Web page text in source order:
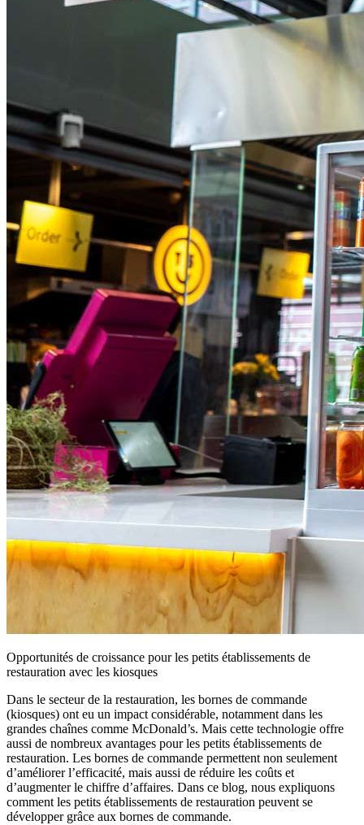
Opportunités de croissance pour les petits établissements de
restauration avec les kiosques
Dans le secteur de la restauration, les bornes de commande
(kiosques) ont eu un impact considérable, notamment dans les
grandes chaînes comme McDonald’s. Mais cette technologie offre
aussi de nombreux avantages pour les petits établissements de
restauration. Les bornes de commande permettent non seulement
d’améliorer l’efficacité, mais aussi de réduire les coûts et
d’augmenter le chiffre d’affaires. Dans ce blog, nous expliquons
comment les petits établissements de restauration peuvent se
développer grâce aux bornes de commande.